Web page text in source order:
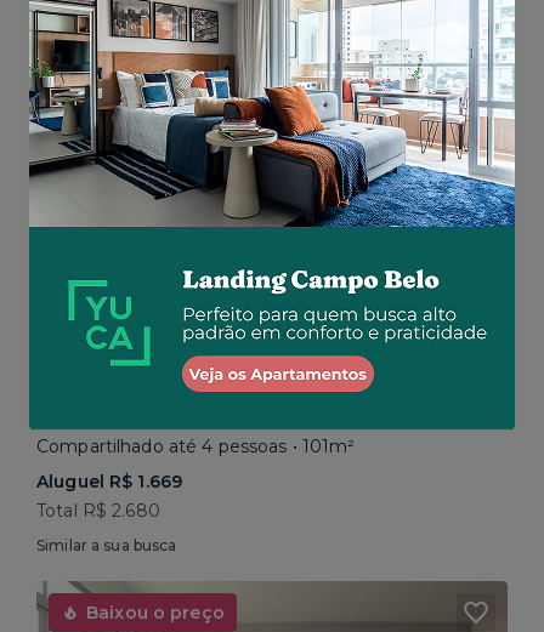
Total R$ 2.843
Similar a sua busca
Em breve
Compartilhado até 4 pessoas • 101m²
Aluguel R$ 1.669
Total R$ 2.680
Similar a sua busca
Baixou o preço